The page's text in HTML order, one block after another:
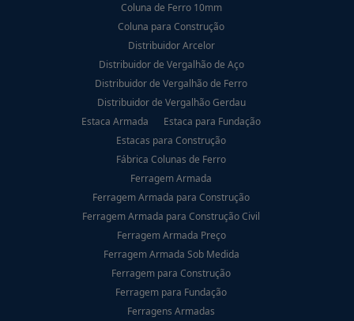
Coluna de Ferro 10mm
Coluna para Construção
Distribuidor Arcelor
Distribuidor de Vergalhão de Aço
Distribuidor de Vergalhão de Ferro
Distribuidor de Vergalhão Gerdau
Estaca Armada
Estaca para Fundação
Estacas para Construção
Fábrica Colunas de Ferro
Ferragem Armada
Ferragem Armada para Construção
Ferragem Armada para Construção Civil
Ferragem Armada Preço
Ferragem Armada Sob Medida
Ferragem para Construção
Ferragem para Fundação
Ferragens Armadas